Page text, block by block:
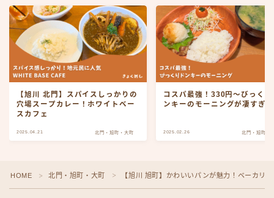
【旭川 北門】スパイスしっかりの
穴場スープカレー！ホワイトベー
スカフェ
2025.04.21 北門・旭町・大町
コスパ最強！330円〜びっくり
ンキーのモーニングが凄すぎた
2025.02.26 北門・旭町・
HOME ＞ 北門・旭町・大町 ＞ 【旭川 旭町】かわいいパンが魅力！ベーカリ